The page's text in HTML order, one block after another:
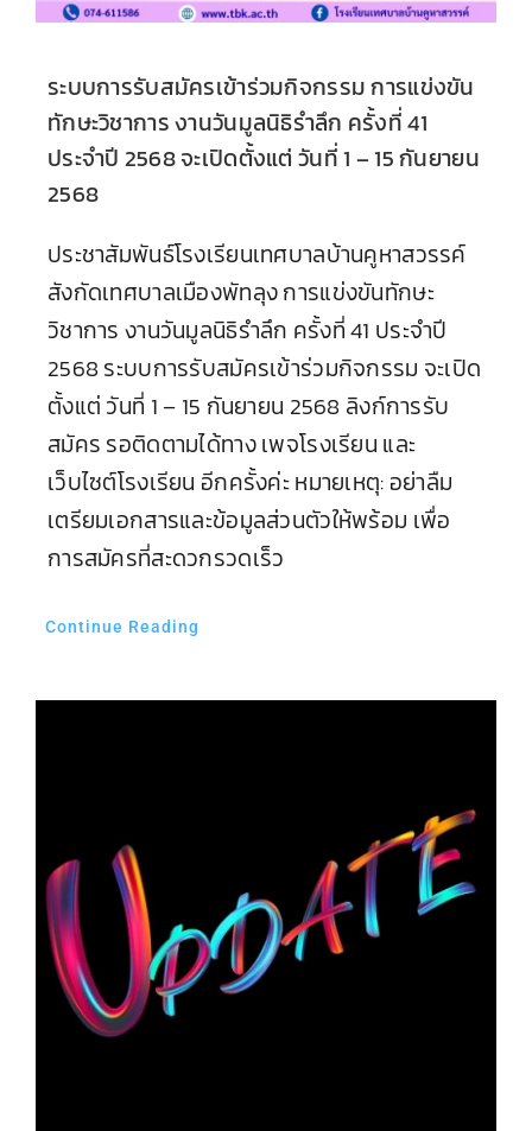
ระบบการรับสมัครเข้าร่วมกิจกรรม การแข่งขัน
ทักษะวิชาการ งานวันมูลนิธิรำลึก ครั้งที่ 41
ประจำปี 2568 จะเปิดตั้งแต่ วันที่ 1 – 15 กันยายน
2568
ประชาสัมพันธ์โรงเรียนเทศบาลบ้านคูหาสวรรค์
สังกัดเทศบาลเมืองพัทลุง การแข่งขันทักษะ
วิชาการ งานวันมูลนิธิรำลึก ครั้งที่ 41 ประจำปี
2568 ระบบการรับสมัครเข้าร่วมกิจกรรม จะเปิด
ตั้งแต่ วันที่ 1 – 15 กันยายน 2568 ลิงก์การรับ
สมัคร รอติดตามได้ทาง เพจโรงเรียน และ
เว็บไซต์โรงเรียน อีกครั้งค่ะ หมายเหตุ: อย่าลืม
เตรียมเอกสารและข้อมูลส่วนตัวให้พร้อม เพื่อ
การสมัครที่สะดวกรวดเร็ว
Continue Reading